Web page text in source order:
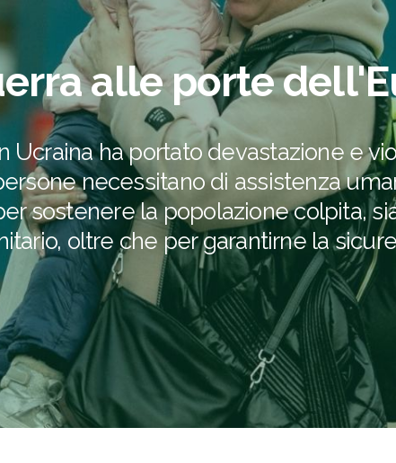
alle porte
Ucraina ha portato devastazione e
necessitano di assistenza
sostenere la popolazione colpita,
oltre che per garantirne la